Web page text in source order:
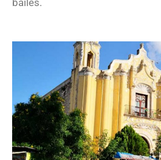
bailes.